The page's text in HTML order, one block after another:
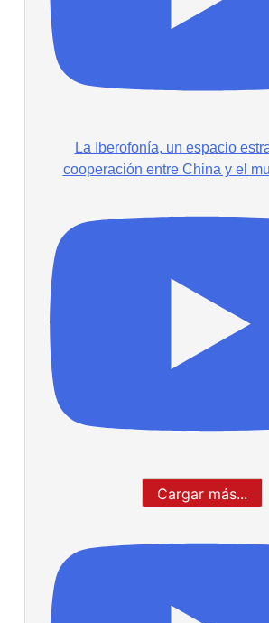
La Iberofonía, un espacio
cooperación entre China y el
Cargar más...